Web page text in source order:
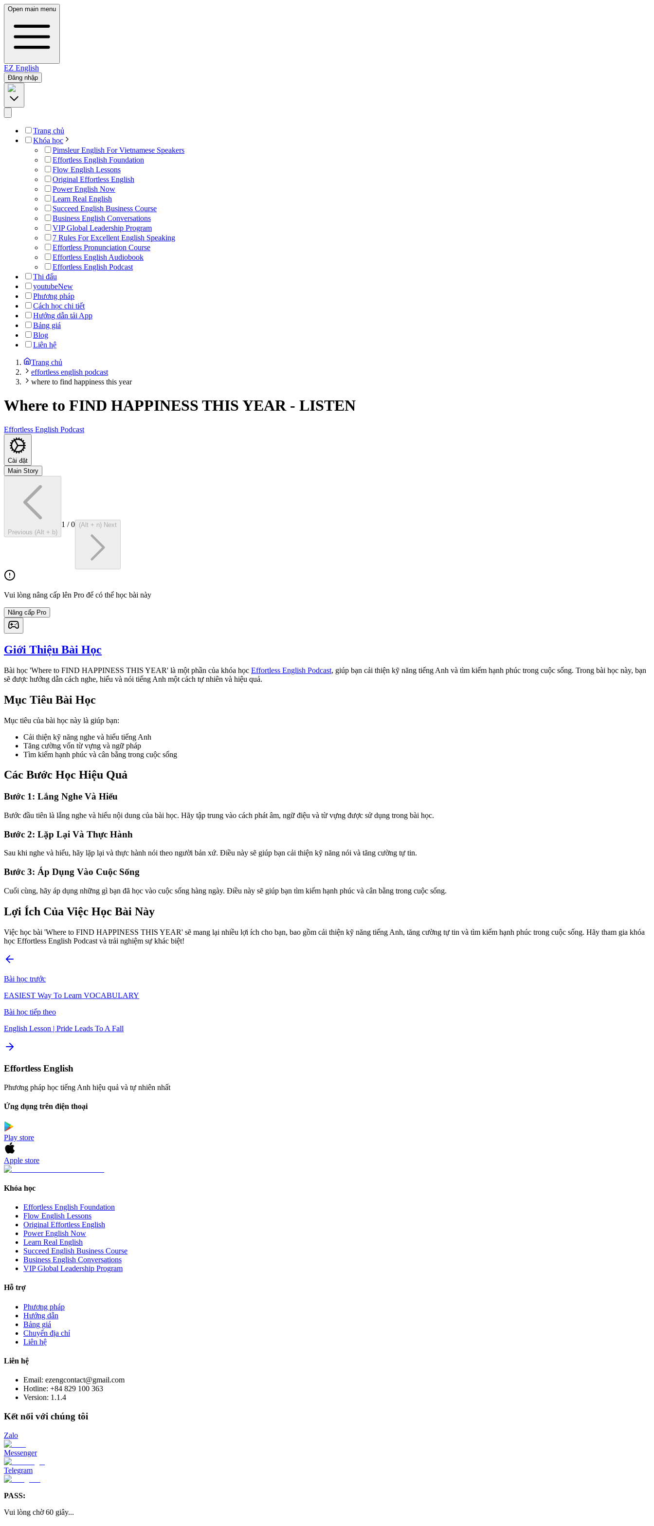
Open main menu
EZ English
Đăng nhập
Trang chủ
Khóa học
Pimsleur English For Vietnamese Speakers
Effortless English Foundation
Flow English Lessons
Original Effortless English
Power English Now
Learn Real English
Succeed English Business Course
Business English Conversations
VIP Global Leadership Program
7 Rules For Excellent English Speaking
Effortless Pronunciation Course
Effortless English Audiobook
Effortless English Podcast
Thi đấu
youtubeNew
Phương pháp
Cách học chi tiết
Hướng dẫn tải App
Bảng giá
Blog
Liên hệ
Trang chủ
effortless english podcast
where to find happiness this year
Where to FIND HAPPINESS THIS YEAR- LISTEN
Effortless English Podcast
Cài đặt
Main Story
Previous (Alt + b)
1 /0 (Alt + n) Next
Vui lòng nâng cấp lên Pro để có thể học bài này
Nâng cấp Pro
Giới Thiệu Bài Học
Bài học 'Where to FIND HAPPINESS THIS YEAR' là một phần của khóa học Effortless English Podcast, giúp bạn cải thiện kỹ năng tiếng Anh và tìm kiếm hạnh phúc trong cuộc sống. Trong bài học này, bạn
sẽ được hướng dẫn cách nghe, hiểu và nói tiếng Anh một cách tự nhiên và hiệu quả.
Mục Tiêu Bài Học
Mục tiêu của bài học này là giúp bạn:
Cải thiện kỹ năng nghe và hiểu tiếng Anh
Tăng cường vốn từ vựng và ngữ pháp
Tìm kiếm hạnh phúc và cân bằng trong cuộc sống
Các Bước Học Hiệu Quả
Bước 1: Lắng Nghe Và Hiểu
Bước đầu tiên là lắng nghe và hiểu nội dung của bài học. Hãy tập trung vào cách phát âm, ngữ điệu và từ vựng được sử dụng trong bài học.
Bước 2: Lặp Lại Và Thực Hành
Sau khi nghe và hiểu, hãy lặp lại và thực hành nói theo người bản xứ. Điều này sẽ giúp bạn cải thiện kỹ năng nói và tăng cường tự tin.
Bước 3: Áp Dụng Vào Cuộc Sống
Cuối cùng, hãy áp dụng những gì bạn đã học vào cuộc sống hàng ngày. Điều này sẽ giúp bạn tìm kiếm hạnh phúc và cân bằng trong cuộc sống.
Lợi Ích Của Việc Học Bài Này
Việc học bài 'Where to FIND HAPPINESS THIS YEAR' sẽ mang lại nhiều lợi ích cho bạn, bao gồm cải thiện kỹ năng tiếng Anh, tăng cường tự tin và tìm kiếm hạnh phúc trong cuộc sống. Hãy tham gia khóa
học Effortless English Podcast và trải nghiệm sự khác biệt!
Bài học trước
EASIEST Way To Learn VOCABULARY
Bài học tiếp theo
English Lesson | Pride Leads To A Fall
Effortless English
Phương pháp học tiếng Anh hiệu quả và tự nhiên nhất
Ứng dụng trên điện thoại
Play store
Apple store
Khóa học
Effortless English Foundation
Flow English Lessons
Original Effortless English
Power English Now
Learn Real English
Succeed English Business Course
Business English Conversations
VIP Global Leadership Program
Hỗ trợ
Phương pháp
Hướng dẫn
Bảng giá
Chuyển địa chỉ
Liên hệ
Liên hệ
Email: ezengcontact@gmail.com
Hotline: +84 829 100 363
Version: 1.1.4
Kết nối với chúng tôi
Zalo
Messenger
Telegram
PASS:
Vui lòng chờ 60 giây...